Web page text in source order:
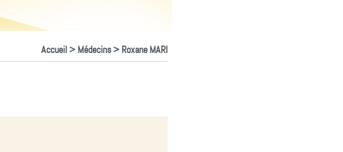
Accueil> Médecins> Roxane MARI